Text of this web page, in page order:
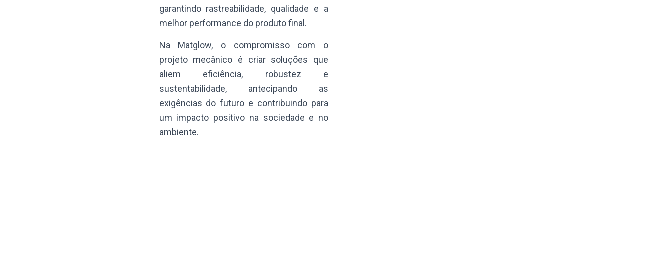
garantindo rastreabilidade, qualidade e a
melhor performance do produto final.
Na Matglow, o compromisso com o
projeto mecânico é criar soluções que
aliem eficiência, robustez e
sustentabilidade, antecipando as
exigências do futuro e contribuindo para
um impacto positivo na sociedade e no
ambiente.